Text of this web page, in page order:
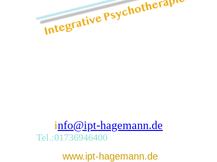
info@ipt-hagemann.de
Tel.:01736946400
www.ipt-hagemann.de